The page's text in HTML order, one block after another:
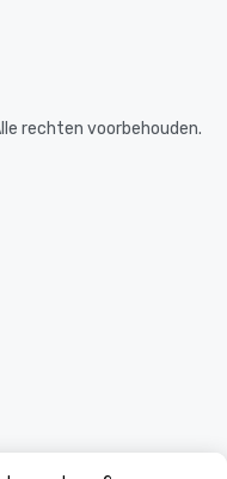
rechten voorbehouden.